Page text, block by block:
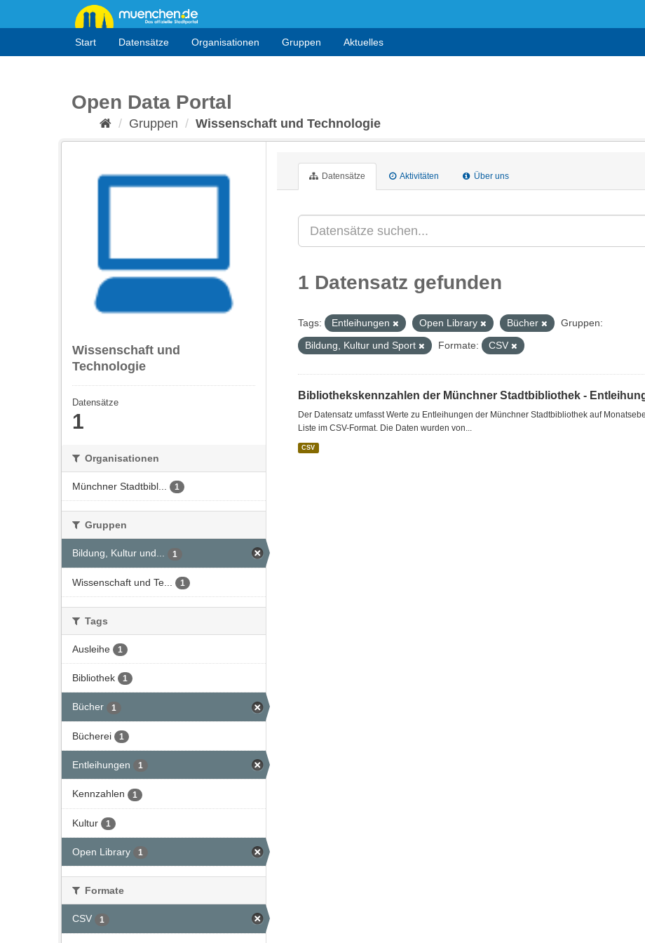
Start Datensätze Organisationen Gruppen Aktuelles
Open Data Portal
Gruppen Wissenschaft und Technologie
Wissenschaft und
Technologie
Datensätze
1
Organisationen
Münchner Stadtbibl... 1
Gruppen
Bildung, Kultur und... 1
Wissenschaft und Te... 1
Tags
Ausleihe 1
Bibliothek 1
Bücher 1
Bücherei 1
Entleihungen 1
Kennzahlen 1
Kultur 1
Open Library 1
Formate
CSV 1
Datensätze Aktivitäten Über uns
1 Datensatz gefunden
Tags: Entleihungen Open Library Bücher
Gruppen:
Bildung, Kultur und Sport
Formate: CSV
Bibliothekskennzahlen der Münchner Stadtbibliothek -
Der Datensatz umfasst Werte zu Entleihungen der Münchner Stadtbibliothek auf
Liste im CSV-Format. Die Daten wurden von...
CSV